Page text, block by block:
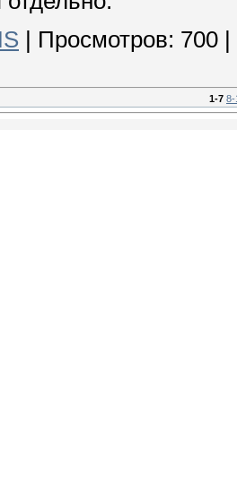
Просмотров: 700
1-7 8-